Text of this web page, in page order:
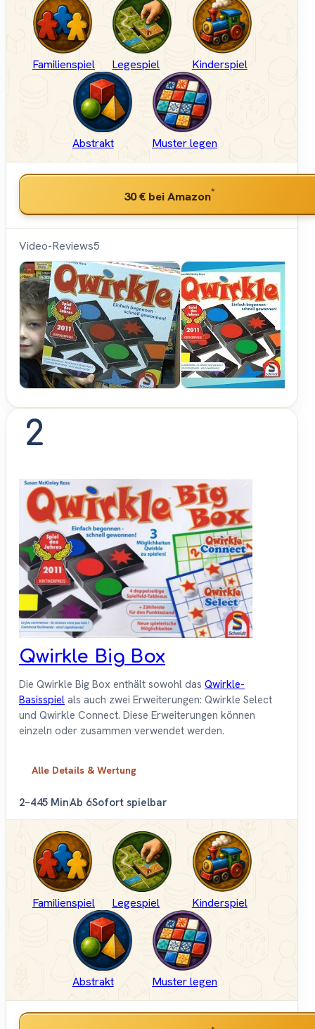
Familienspiel Legespiel Kinderspiel
Abstrakt Muster legen
30 € bei Amazon*
Video-Reviews5
SpieleBlog
2
Qwirkle Big Box
Die Qwirkle Big Box enthält sowohl das Qwirkle-
Basisspiel als auch zwei Erweiterungen: Qwirkle Select
und Qwirkle Connect. Diese Erweiterungen können
einzeln oder zusammen verwendet werden.
Alle Details & Wertung
2–445 MinAb 6Sofort spielbar
Familienspiel Legespiel Kinderspiel
Abstrakt Muster legen